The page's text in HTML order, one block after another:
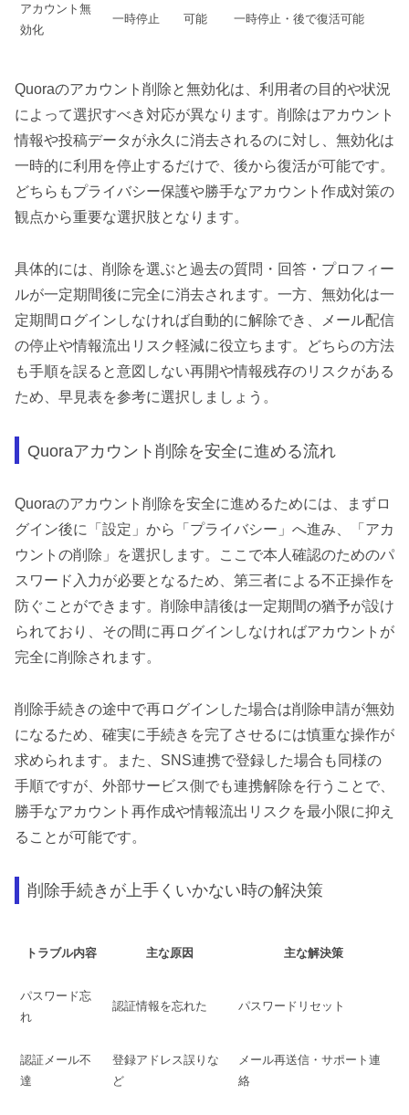
アカウント無
効化
一時停止 可能 一時停止・後で復活可能
Quoraのアカウント削除と無効化は、利用者の目的や状況
によって選択すべき対応が異なります。削除はアカウント
情報や投稿データが永久に消去されるのに対し、無効化は
一時的に利用を停止するだけで、後から復活が可能です。
どちらもプライバシー保護や勝手なアカウント作成対策の
観点から重要な選択肢となります。
具体的には、削除を選ぶと過去の質問・回答・プロフィー
ルが一定期間後に完全に消去されます。一方、無効化は一
定期間ログインしなければ自動的に解除でき、メール配信
の停止や情報流出リスク軽減に役立ちます。どちらの方法
も手順を誤ると意図しない再開や情報残存のリスクがある
ため、早見表を参考に選択しましょう。
Quoraアカウント削除を安全に進める流れ
Quoraのアカウント削除を安全に進めるためには、まずロ
グイン後に「設定」から「プライバシー」へ進み、「アカ
ウントの削除」を選択します。ここで本人確認のためのパ
スワード入力が必要となるため、第三者による不正操作を
防ぐことができます。削除申請後は一定期間の猶予が設け
られており、その間に再ログインしなければアカウントが
完全に削除されます。
削除手続きの途中で再ログインした場合は削除申請が無効
になるため、確実に手続きを完了させるには慎重な操作が
求められます。また、SNS連携で登録した場合も同様の
手順ですが、外部サービス側でも連携解除を行うことで、
勝手なアカウント再作成や情報流出リスクを最小限に抑え
ることが可能です。
削除手続きが上手くいかない時の解決策
トラブル内容 主な原因 主な解決策
パスワード忘
れ
認証情報を忘れた パスワードリセット
認証メール不
達
登録アドレス誤りな
ど
メール再送信・サポート連
絡